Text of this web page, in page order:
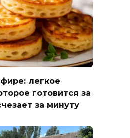
легкое
готовится за
за минуту